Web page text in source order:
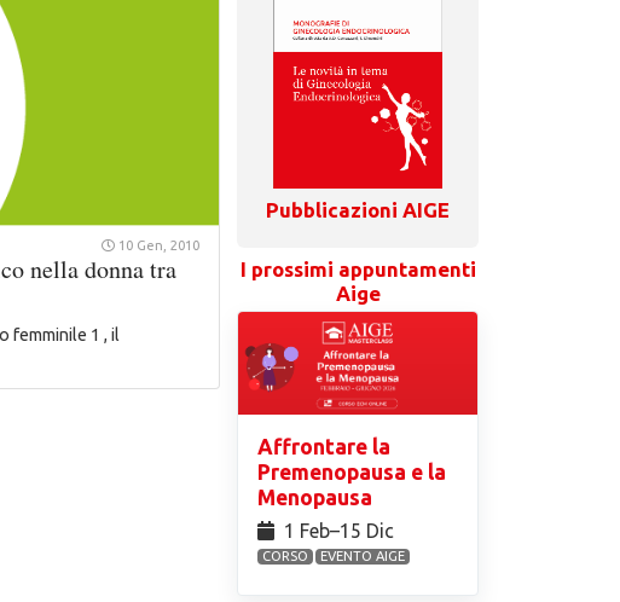
10 Gen, 2010
nella donna tra
femminile 1 , il
Pubblicazioni AIGE
I prossimi appuntamenti
Aige
Affrontare la
Premenopausa e la
Menopausa
1 Feb⁠–15 Dic
CORSO EVENTO AIGE